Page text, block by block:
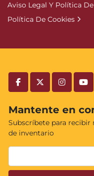
facebooktwitter
Mantente en
Subscríbete para recibir
de inventario
Aviso Legal Y Política
Política De Cookies